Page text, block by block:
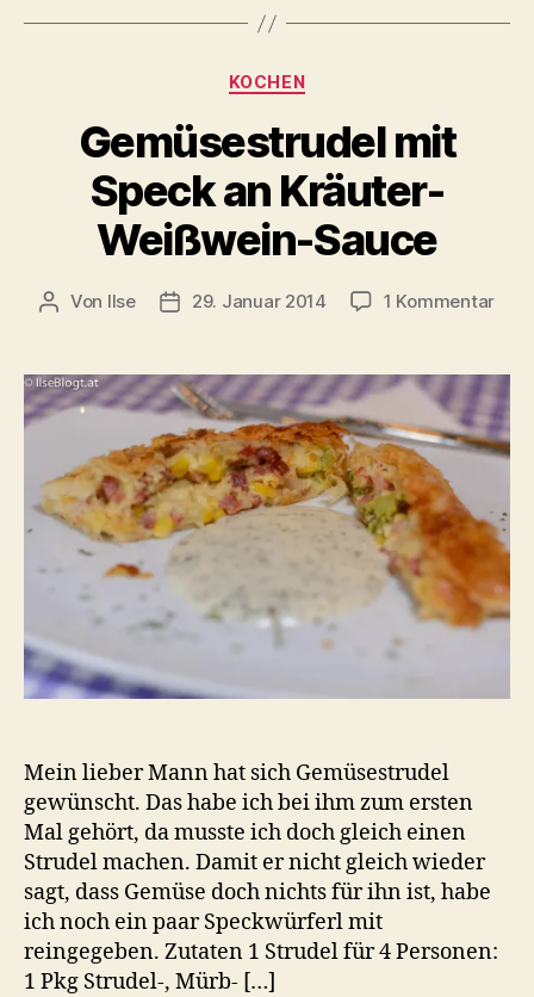
Kategorien
KOCHEN
Gemüsestrudel mit
Speck an Kräuter-
Weißwein-Sauce
Beitragsautor
Von Ilse Beitragsdatum
29. Januar 2014 1 Kommentarzu
an
Mein lieber Mann hat sich Gemüsestrudel
gewünscht. Das habe ich bei ihm zum ersten
Mal gehört, da musste ich doch gleich einen
Strudel machen. Damit er nicht gleich wieder
sagt, dass Gemüse doch nichts für ihn ist, habe
ich noch ein paar Speckwürferl mit
reingegeben. Zutaten 1 Strudel für 4 Personen:
1 Pkg Strudel-, Mürb- […]